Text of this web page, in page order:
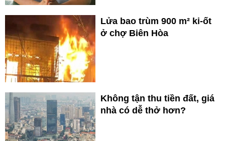
Lửa bao trùm 900 m² ki-ốt
ở chợ Biên Hòa
Không tận thu tiền đất, giá
nhà có dễ thở hơn?